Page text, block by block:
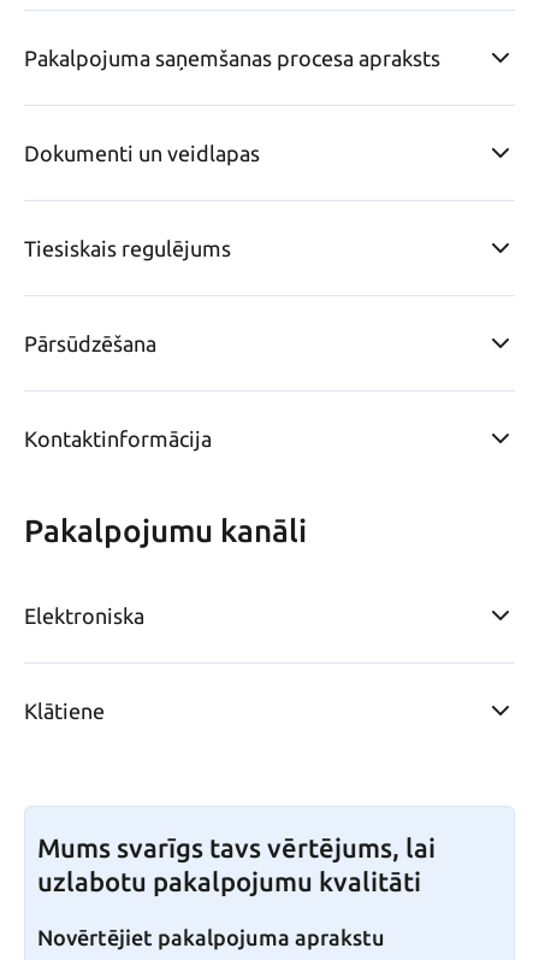
Pakalpojuma saņemšanas procesa apraksts
Dokumenti un veidlapas
Tiesiskais regulējums
Pārsūdzēšana
Kontaktinformācija
Pakalpojumu kanāli
Elektroniska
Klātiene
Mums svarīgs tavs vērtējums, lai
uzlabotu pakalpojumu kvalitāti
Novērtējiet pakalpojuma aprakstu